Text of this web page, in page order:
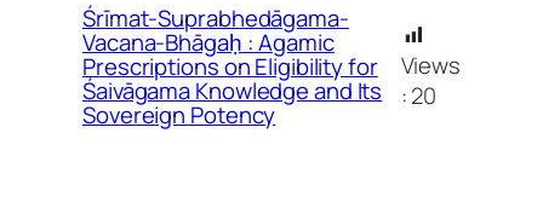
Śrīmat-Suprabhedāgama-
Vacana-Bhāgaḥ : Agamic
Prescriptions on Eligibility for
Śaivāgama Knowledge and Its
Sovereign Potency
Views
:20